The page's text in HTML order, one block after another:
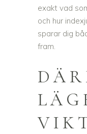
exakt vad
och hur
sparar dig
fram.